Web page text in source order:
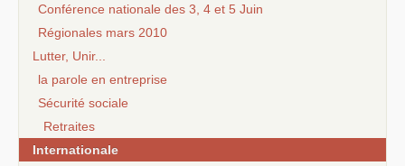
Conférence nationale des 3, 4 et 5 Juin
Régionales mars 2010
Lutter, Unir...
la parole en entreprise
Sécurité sociale
Retraites
Internationale